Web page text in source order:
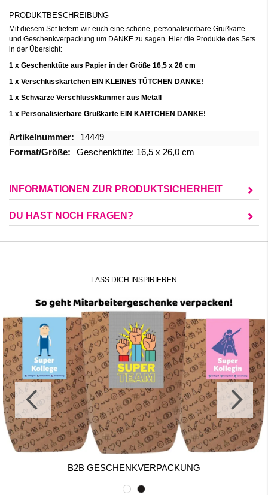
PRODUKTBESCHREIBUNG
Mit diesem Set liefern wir euch eine schöne, personalisierbare Grußkarte
und Geschenkverpackung um DANKE zu sagen. Hier die Produkte des Sets
in der Übersicht:
1 x Geschenktüte aus Papier in der Größe 16,5 x 26 cm
1 x Verschlusskärtchen EIN KLEINES TÜTCHEN DANKE!
1 x Schwarze Verschlussklammer aus Metall
1 x Personalisierbare Grußkarte EIN KÄRTCHEN DANKE!
Mehr
Informationen
14449
Geschenktüte: 16,5 x 26,0 cm
INFORMATIONEN ZUR PRODUKTSICHERHEIT
DU HAST NOCH FRAGEN?
LASS DICH INSPIRIEREN
B2B GESCHENKVERPACKUNG